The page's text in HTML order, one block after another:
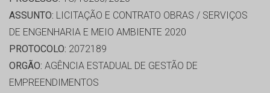
ASSUNTO: LICITAÇÃO E CONTRATO OBRAS / SERVIÇOS
DE ENGENHARIA E MEIO AMBIENTE 2020
PROTOCOLO: 2072189
ORGÃO: AGÊNCIA ESTADUAL DE GESTÃO DE
EMPREENDIMENTOS